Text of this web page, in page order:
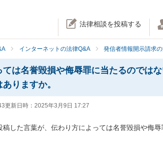
法律相談を投稿する
インターネットの法律Q&A 発信者情報開示請求
は名誉毀損や侮辱罪に当たるのでは
りますか。
更新日時： 2025年3月9日 17:27
した言葉が、伝わり方によっては名誉毀損や侮